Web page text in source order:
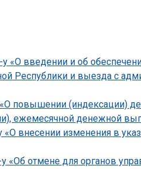
у «О введении и об
Республики и выезда с
«О повышении (индексации)
ежемесячной денежной
внесении изменения в
«Об отмене для органов